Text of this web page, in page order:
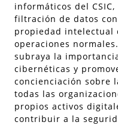
informáticos del
filtración de datos
propiedad intelectual
operaciones
subraya la
cibernéticas y
concienciación sobre
todas las
propios activos
contribuir a la